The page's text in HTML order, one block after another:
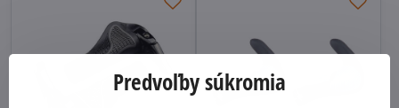
Predvoľby súkromia